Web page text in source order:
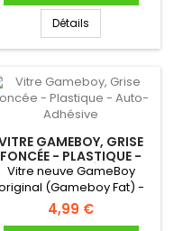
Détails
GAMEBOY, GRISE
FONCÉE - PLASTIQUE -
AUTO-ADHÉSIVE
Vitre neuve GameBoy
(Gameboy Fat) -
Autocollante - Uniquement
pour...
4,99 €